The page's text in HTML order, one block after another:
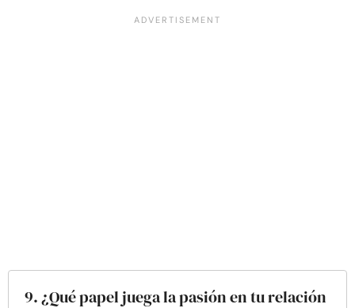
9. ¿Qué papel juega la pasión en tu relación